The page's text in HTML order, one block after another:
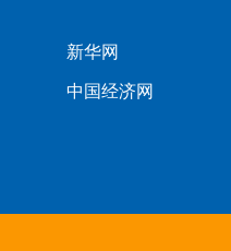
新华网
中国经济网